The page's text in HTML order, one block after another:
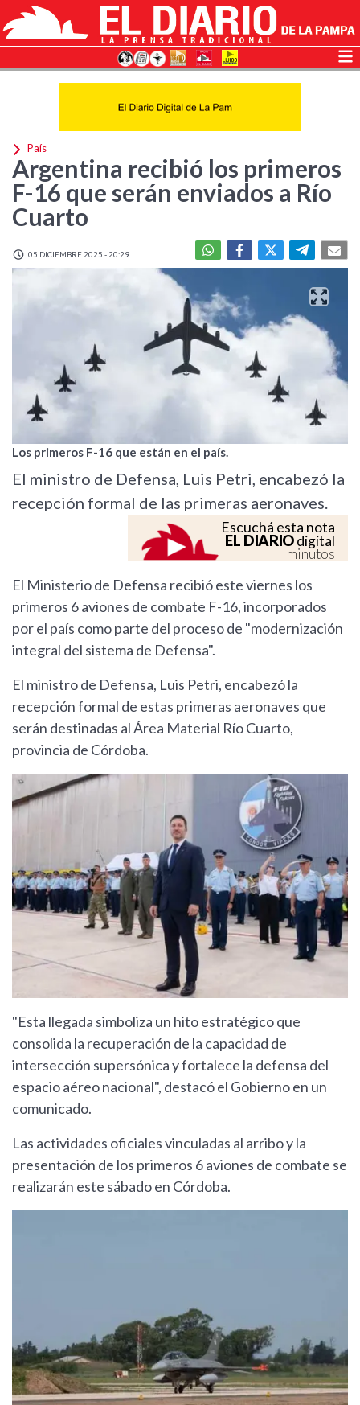
País
Argentina recibió los primeros
F-16 que serán enviados a Río
Cuarto
05 DICIEMBRE 2025 - 20:29
Los primeros F-16 que están en el país.
El ministro de Defensa, Luis Petri, encabezó la
recepción formal de las primeras aeronaves.
Escuchá esta nota
EL DIARIOdigital
minutos
El Ministerio de Defensa recibió este viernes los
primeros 6 aviones de combate F-16, incorporados
por el país como parte del proceso de "modernización
integral del sistema de Defensa".
El ministro de Defensa, Luis Petri, encabezó la
recepción formal de estas primeras aeronaves que
serán destinadas al Área Material Río Cuarto,
provincia de Córdoba.
"Esta llegada simboliza un hito estratégico que
consolida la recuperación de la capacidad de
intersección supersónica y fortalece la defensa del
espacio aéreo nacional", destacó el Gobierno en un
comunicado.
Las actividades oficiales vinculadas al arribo y la
presentación de los primeros 6 aviones de combate se
realizarán este sábado en Córdoba.